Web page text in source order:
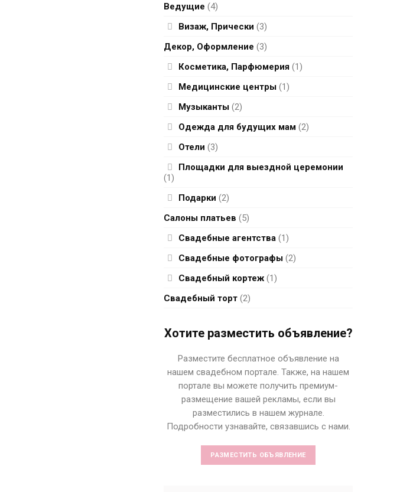
Ведущие (4)
Визаж, Прически (3)
Декор, Оформление (3)
Косметика, Парфюмерия (1)
Медицинские центры (1)
Музыканты (2)
Одежда для будущих мам (2)
Отели (3)
Площадки для выездной церемонии
(1)
Подарки (2)
Салоны платьев (5)
Свадебные агентства (1)
Свадебные фотографы (2)
Свадебный кортеж (1)
Свадебный торт (2)
Хотите разместить объявление?
Разместите бесплатное объявление на
нашем свадебном портале. Также, на нашем
портале вы можете получить премиум-
размещение вашей рекламы, если вы
разместились в нашем журнале.
Подробности узнавайте, связавшись с нами.
РАЗМЕСТИТЬ ОБЪЯВЛЕНИЕ